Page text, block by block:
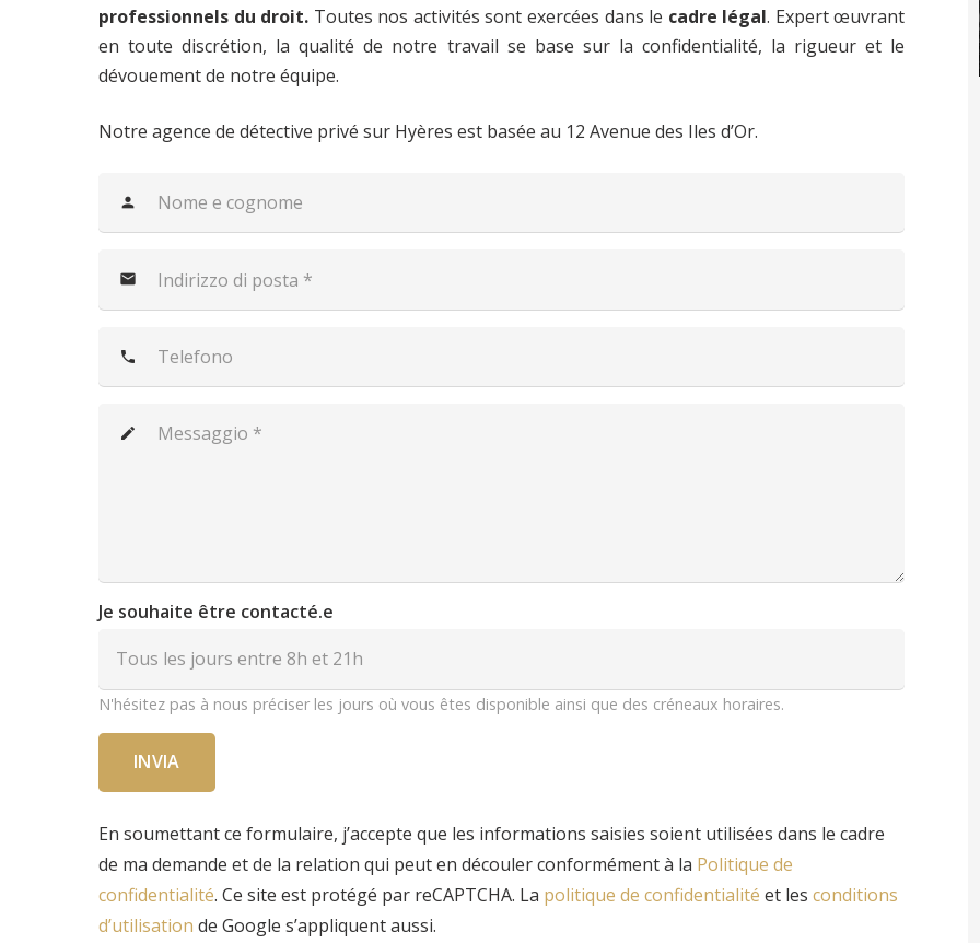
professionnels du droit. Toutes nos activités sont exercées dans le cadre légal. Expert œuvrant
en toute discrétion, la qualité de notre travail se base sur la confidentialité, la rigueur et le
dévouement de notre équipe.
Notre agence de détective privé sur Hyères est basée au 12 Avenue des Iles d’Or.
person
mail
phone
create
Je souhaite être contacté.e
N'hésitez pas à nous préciser les jours où vous êtes disponible ainsi que des créneaux horaires.
INVIA
En soumettant ce formulaire, j’accepte que les informations saisies soient utilisées dans le cadre
de ma demande et de la relation qui peut en découler conformément à la Politique de
confidentialité. Ce site est protégé par reCAPTCHA. La politique de confidentialité et les conditions
d’utilisation de Google s’appliquent aussi.